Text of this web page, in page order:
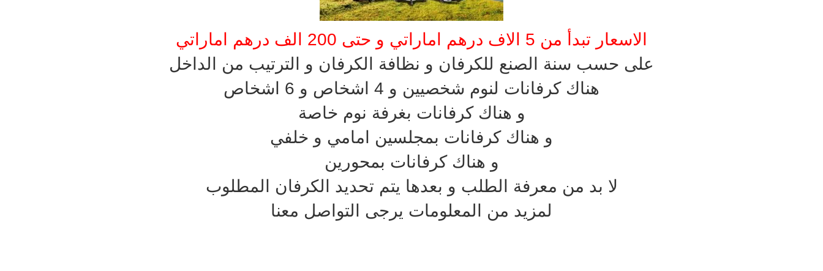
الاسعار تبدأ من 5 الاف درهم اماراتي و حتى 200 الف درهم اماراتي
على حسب سنة الصنع للكرفان و نظافة الكرفان و الترتيب من الداخل
هناك كرفانات لنوم شخصيين و 4 اشخاص و 6 اشخاص
و هناك كرفانات بغرفة نوم خاصة
و هناك كرفانات بمجلسين امامي و خلفي
و هناك كرفانات بمحورين
لا بد من معرفة الطلب و بعدها يتم تحديد الكرفان المطلوب
لمزيد من المعلومات يرجى التواصل معنا